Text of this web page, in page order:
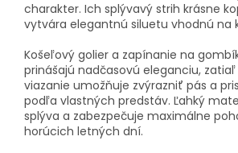
charakter. Ich splývavý strih krásne
vytvára elegantnú siluetu vhodnú na
Košeľový golier a zapínanie na
prinášajú nadčasovú eleganciu,
viazanie umožňuje zvýrazniť pás a
podľa vlastných predstáv. Ľahký
splýva a zabezpečuje maximálne
horúcich letných dní.